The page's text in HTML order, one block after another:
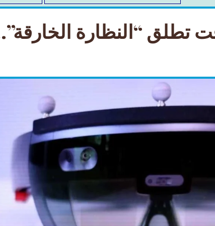
تطلق “النظارة